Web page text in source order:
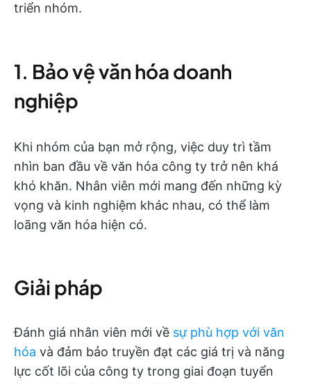
triển nhóm.
1. Bảo vệ văn hóa doanh
nghiệp
Khi nhóm của bạn mở rộng, việc duy trì tầm
nhìn ban đầu về văn hóa công ty trở nên khá
khó khăn. Nhân viên mới mang đến những kỳ
vọng và kinh nghiệm khác nhau, có thể làm
loãng văn hóa hiện có.
Giải pháp
Đánh giá nhân viên mới về sự phù hợp với văn
hóa và đảm bảo truyền đạt các giá trị và năng
lực cốt lõi của công ty trong giai đoạn tuyển